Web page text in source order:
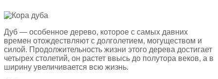
Дуб — особенное дерево, которое с самых давних
времен отождествляют с долголетием, могуществом и
силой. Продолжительность жизни этого дерева достигает
четырех столетий, он растет ввысь до полутора веков, а в
ширину увеличивается всю жизнь.